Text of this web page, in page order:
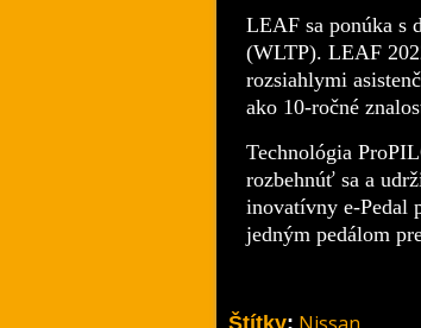
LEAF sa ponúka s
(WLTP). LEAF
rozsiahlymi
ako 10-ročné
Technológia
rozbehnúť sa a
inovatívny e-Pedal
jedným pedálom
Štítky: